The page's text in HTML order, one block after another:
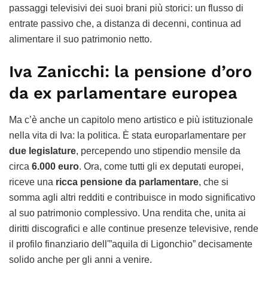
passaggi televisivi dei suoi brani più storici: un flusso di
entrate passivo che, a distanza di decenni, continua ad
alimentare il suo patrimonio netto.
Iva Zanicchi: la pensione d’oro
da ex parlamentare europea
Ma c’è anche un capitolo meno artistico e più istituzionale
nella vita di Iva: la politica. È stata europarlamentare per
due legislature, percependo uno stipendio mensile da
circa 6.000 euro. Ora, come tutti gli ex deputati europei,
riceve una ricca pensione da parlamentare, che si
somma agli altri redditi e contribuisce in modo significativo
al suo patrimonio complessivo. Una rendita che, unita ai
diritti discografici e alle continue presenze televisive, rende
il profilo finanziario dell'”aquila di Ligonchio” decisamente
solido anche per gli anni a venire.